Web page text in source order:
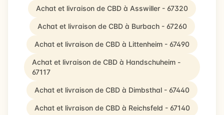
Achat et livraison de CBD à Asswiller - 67320
Achat et livraison de CBD à Burbach - 67260
Achat et livraison de CBD à Littenheim - 67490
Achat et livraison de CBD à Handschuheim -
67117
Achat et livraison de CBD à Dimbsthal - 67440
Achat et livraison de CBD à Reichsfeld - 67140